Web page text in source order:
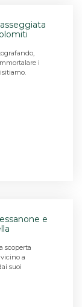
i
e
scoperta
a
suoi